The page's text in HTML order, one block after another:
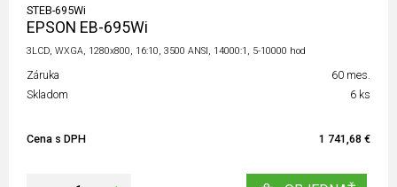
STEB-695Wi
EPSON EB-695Wi
3LCD, WXGA, 1280x800, 16:10, 3500 ANSI, 14000:1, 5-10000 hod
Záruka
60 mes.
Skladom
6 ks
Cena s DPH 1 741,68 €